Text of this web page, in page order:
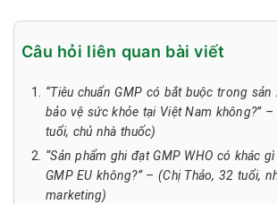
Câu hỏi liên quan bài viết
“Tiêu chuẩn GMP có bắt buộc trong sản
bảo vệ sức khỏe tại Việt Nam không?”
tuổi, chủ nhà thuốc)
“Sản phẩm ghi đạt GMP WHO có khác
GMP EU không?” – (Chị Thảo, 32 tuổi,
marketing)